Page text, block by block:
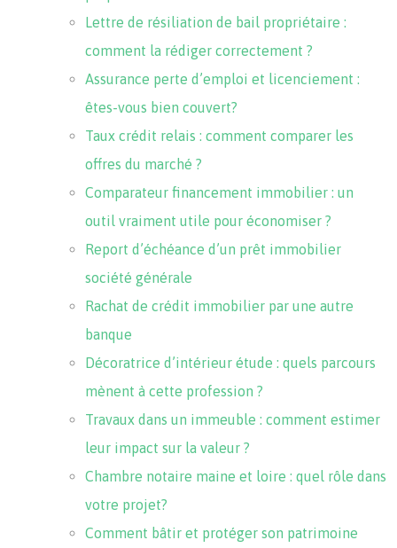
Lettre de résiliation de bail propriétaire :
comment la rédiger correctement ?
Assurance perte d’emploi et licenciement :
êtes-vous bien couvert?
Taux crédit relais : comment comparer les
offres du marché ?
Comparateur financement immobilier : un
outil vraiment utile pour économiser ?
Report d’échéance d’un prêt immobilier
société générale
Rachat de crédit immobilier par une autre
banque
Décoratrice d’intérieur étude : quels parcours
mènent à cette profession ?
Travaux dans un immeuble : comment estimer
leur impact sur la valeur ?
Chambre notaire maine et loire : quel rôle dans
votre projet?
Comment bâtir et protéger son patrimoine